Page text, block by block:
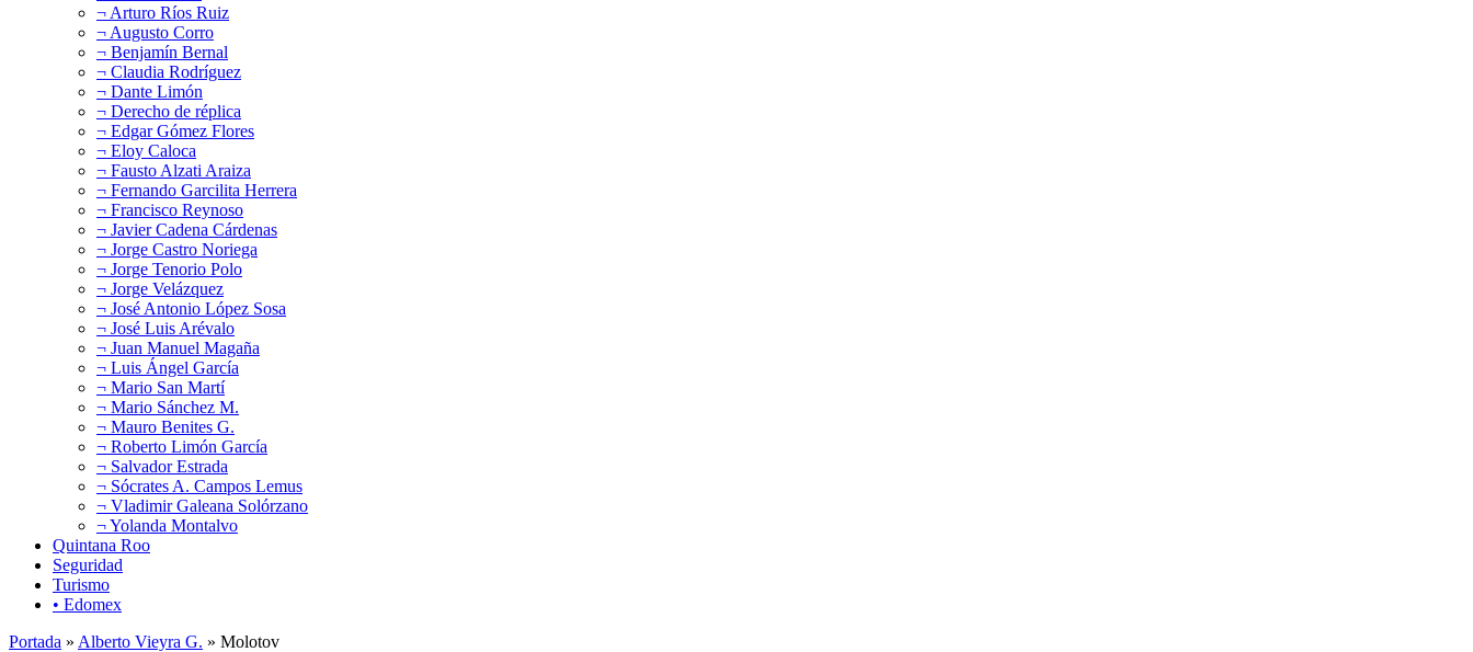
¬ Arturo Ríos Ruiz
¬ Augusto Corro
¬ Benjamín Bernal
¬ Claudia Rodríguez
¬ Dante Limón
¬ Derecho de réplica
¬ Edgar Gómez Flores
¬ Eloy Caloca
¬ Fausto Alzati Araiza
¬ Fernando Garcilita Herrera
¬ Francisco Reynoso
¬ Javier Cadena Cárdenas
¬ Jorge Castro Noriega
¬ Jorge Tenorio Polo
¬ Jorge Velázquez
¬ José Antonio López Sosa
¬ José Luis Arévalo
¬ Juan Manuel Magaña
¬ Luis Ángel García
¬ Mario San Martí
¬ Mario Sánchez M.
¬ Mauro Benites G.
¬ Roberto Limón García
¬ Salvador Estrada
¬ Sócrates A. Campos Lemus
¬ Vladimir Galeana Solórzano
¬ Yolanda Montalvo
Quintana Roo
Seguridad
Turismo
• Edomex
Portada » Alberto Vieyra G. » Molotov